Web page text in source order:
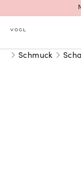
Mehr
Neu bei
Schmuck